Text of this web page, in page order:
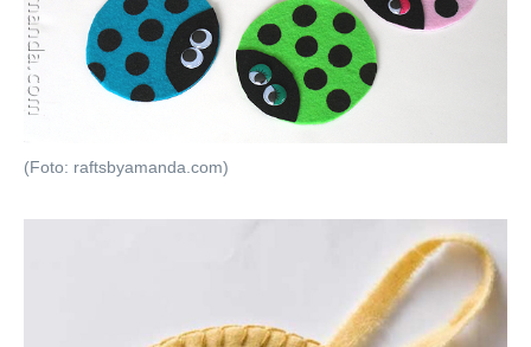
(Foto: raftsbyamanda.com)